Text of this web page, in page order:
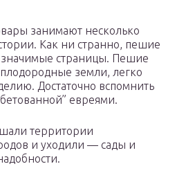
занимают несколько
Как ни странно, пешие
значимые страницы. Пешие
земли, легко
Достаточно вспомнить
евреями.
территории
и уходили — сады и